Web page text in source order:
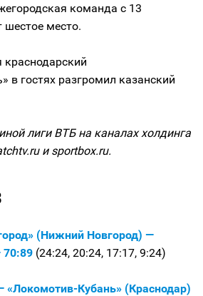
команда с 13
место.
в гостях разгромил казанский
лиги ВТБ на каналах холдинга
и sportbox.ru.
(Нижний Новгород) —
(24:24, 20:24, 17:17, 9:24)
Кубань» (Краснодар)